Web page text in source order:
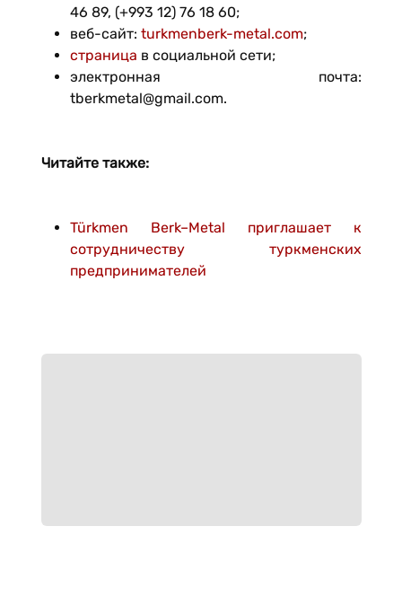
46 89, (+993 12) 76 18 60;
веб-сайт: turkmenberk-metal.com;
страница в социальной сети;
электронная почта:
tberkmetal@gmail.com.
Читайте также:
Türkmen Berk–Metal приглашает к
сотрудничеству туркменских
предпринимателей